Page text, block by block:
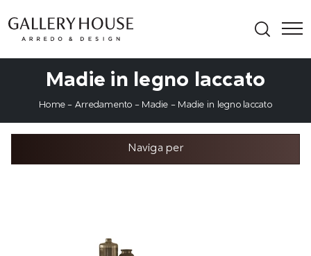
Madie in legno laccato
Home - Arredamento - Madie - Madie in legno laccato
Naviga per